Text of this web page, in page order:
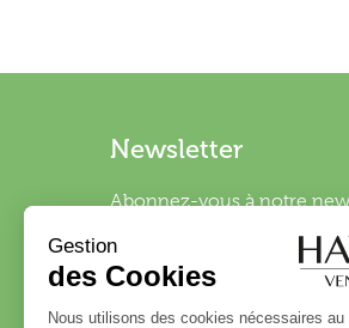
Newsletter
Abonnez-vous à notre